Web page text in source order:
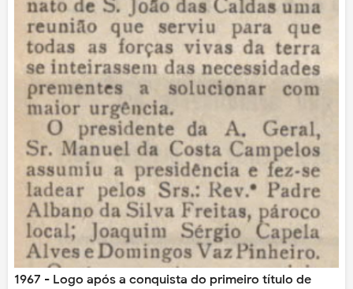
1967 - Logo após a conquista do primeiro título de